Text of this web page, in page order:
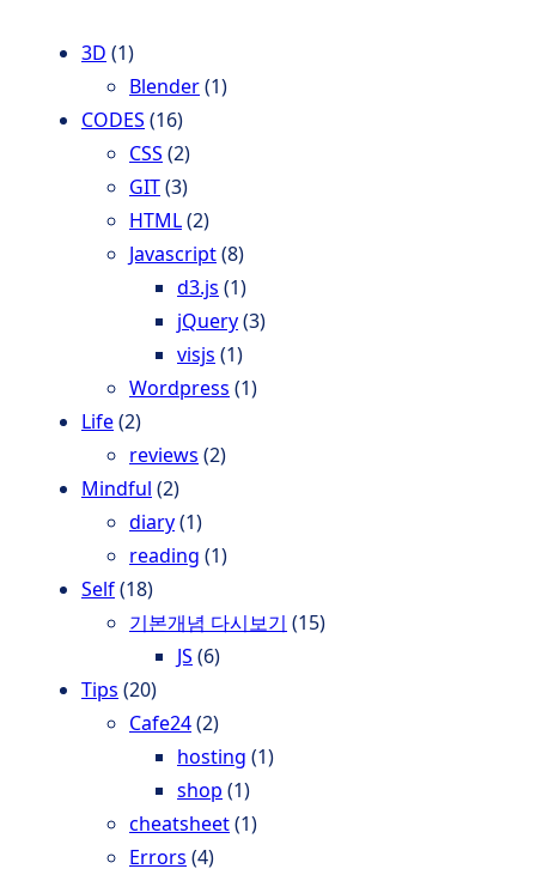
3D (1)
Blender(1)
CODES (16)
CSS (2)
GIT(3)
HTML(2)
Javascript(8)
d3.js (1)
jQuery(3)
visjs (1)
Wordpress (1)
Life(2)
reviews (2)
Mindful (2)
diary(1)
reading (1)
Self(18)
기본개념 다시보기 (15)
JS (6)
Tips (20)
Cafe24(2)
hosting (1)
shop (1)
cheatsheet(1)
Errors (4)